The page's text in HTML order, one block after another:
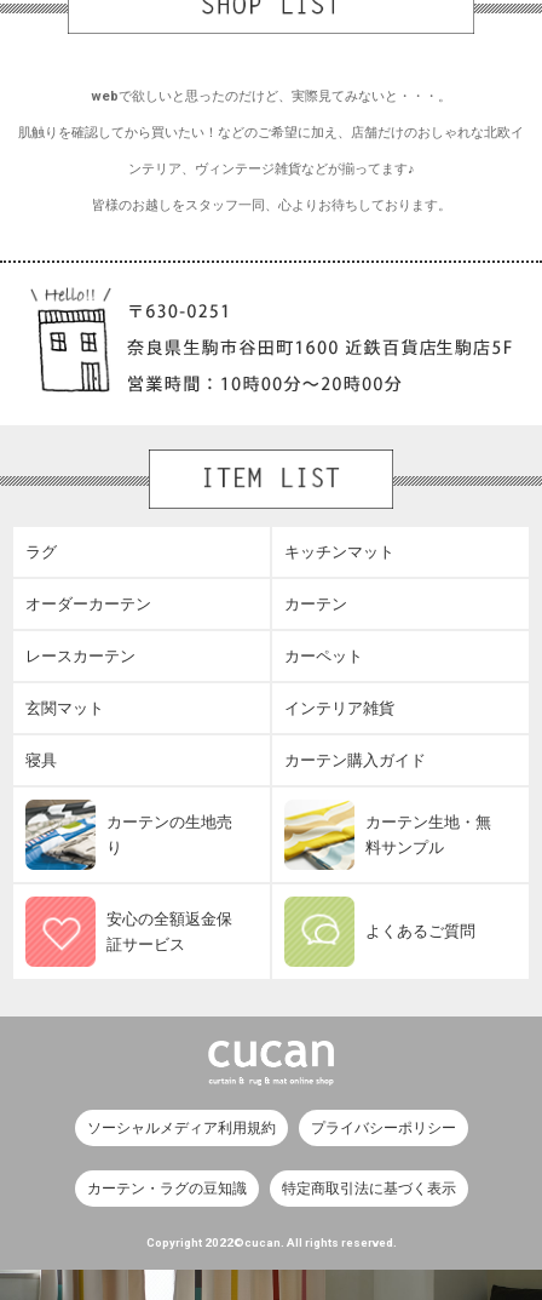
webで欲しいと思ったのだけど、実際見てみないと・・・。
肌触りを確認してから買いたい！などのご希望に加え、店舗だけのおしゃれな北欧イ
ンテリア、ヴィンテージ雑貨などが揃ってます♪
皆様のお越しをスタッフ一同、心よりお待ちしております。
ラグ キッチンマット
オーダーカーテン カーテン
レースカーテン カーペット
玄関マット インテリア雑貨
寝具 カーテン購入ガイド
カーテンの生地売
り
カーテン生地・無
料サンプル
安心の全額返金保
証サービス
よくあるご質問
ソーシャルメディア利用規約 プライバシーポリシー
カーテン・ラグの豆知識 特定商取引法に基づく表示
Copyright 2022©cucan. All rights reserved.